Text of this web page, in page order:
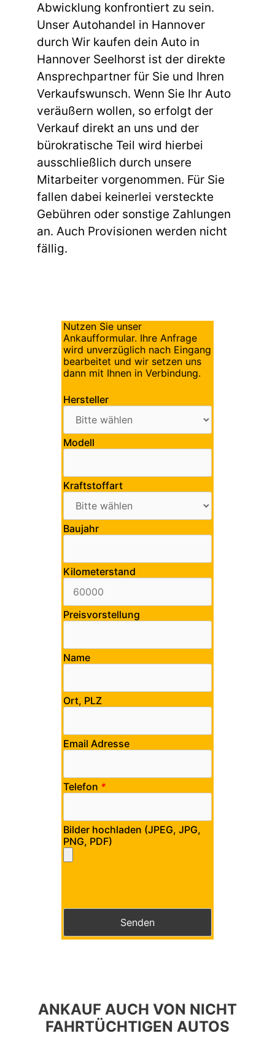
Abwicklung konfrontiert zu sein.
Unser Autohandel in Hannover
durch Wir kaufen dein Auto in
Hannover Seelhorst ist der direkte
Ansprechpartner für Sie und Ihren
Verkaufswunsch. Wenn Sie Ihr Auto
veräußern wollen, so erfolgt der
Verkauf direkt an uns und der
bürokratische Teil wird hierbei
ausschließlich durch unsere
Mitarbeiter vorgenommen. Für Sie
fallen dabei keinerlei versteckte
Gebühren oder sonstige Zahlungen
an. Auch Provisionen werden nicht
fällig.
Nutzen Sie unser
Ankaufformular. Ihre Anfrage
wird unverzüglich nach Eingang
bearbeitet und wir setzen uns
dann mit Ihnen in Verbindung.
Hersteller
Modell
Kraftstoffart
Baujahr
Kilometerstand
Preisvorstellung
Name
Ort, PLZ
Email Adresse
Telefon *
Bilder hochladen (JPEG, JPG,
PNG, PDF)
Bitte lasse dieses Feld leer.
ANKAUF AUCH VON NICHT
FAHRTÜCHTIGEN AUTOS